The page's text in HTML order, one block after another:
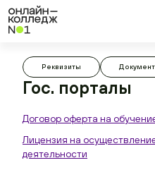
8 (800)
Реквизиты
Гос. порталы
Договор оферта на
Лицензия на
деятельности